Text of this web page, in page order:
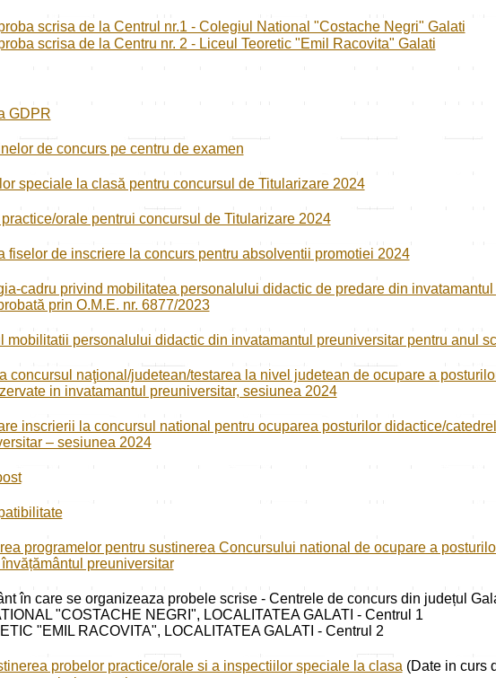
scrisa de la Centrul nr.1 - Colegiul National "Costache Negri" Galati
scrisa de la Centru nr. 2 - Liceul Teoretic "Emil Racovita" Galati
GDPR
de concurs pe centru de examen
speciale la clasă pentru concursul de Titularizare 2024
orale pentrui concursul de Titularizare 2024
fiselor de inscriere la concurs pentru absolventii promotiei 2024
cadru privind mobilitatea personalului didactic de predare din invatamantul
prin O.M.E. nr. 6877/2023
mobilitatii personalului didactic din invatamantul preuniversitar pentru anul
concursul naţional/judetean/testarea la nivel judetean de ocupare a
in invatamantul preuniversitar, sesiunea 2024
inscrierii la concursul national pentru ocuparea posturilor didactice/
– sesiunea 2024
programelor pentru sustinerea Concursului national de ocupare a
preuniversitar
în care se organizeaza probele scrise - Centrele de concurs din județul
"COSTACHE NEGRI", LOCALITATEA GALATI - Centrul 1
"EMIL RACOVITA", LOCALITATEA GALATI - Centrul 2
probelor practice/orale si a inspectiilor speciale la clasa (Date in curs